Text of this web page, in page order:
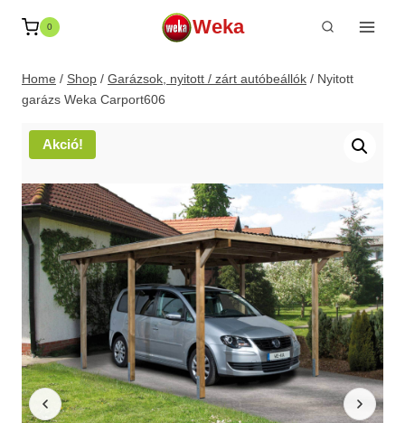
0 Weka
Home / Shop / Garázsok, nyitott / zárt autóbeállók / Nyitott
garázs Weka Carport606
Akció!